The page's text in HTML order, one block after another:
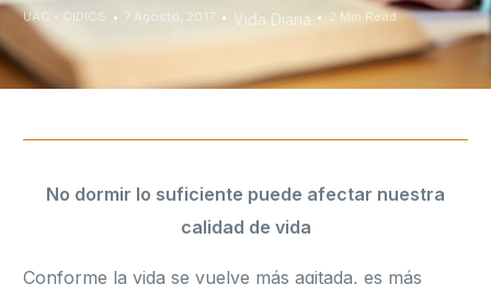
UAC - CIDICS 7 Agosto, 2017 Vida Diaria 2 Min Read
No dormir lo suficiente puede afectar nuestra
calidad de vida
Conforme la vida se vuelve más agitada, es más